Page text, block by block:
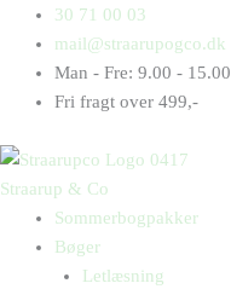
indholdet
30 71 00 03
mail@straarupogco.dk
Man - Fre: 9.00 - 15.00
Fri fragt over 499,-
Straarup & Co
Sommerbogpakker
Bøger
Letlæsning
Products
search
Products
search
Egern